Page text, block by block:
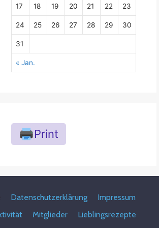
« Jan.
17 18 19 20 21 22 23
24 25 26 27 28 29 30
31
Print
Datenschutzerklärung
Impressum
Mitglieder Lieblingsrezepte